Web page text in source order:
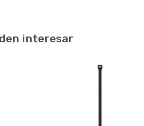
interesar